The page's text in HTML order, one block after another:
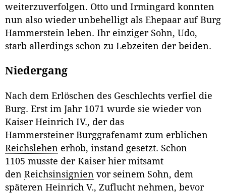
weiterzuverfolgen. Otto und Irmingard konnten
nun also wieder unbehelligt als Ehepaar auf Burg
Hammerstein leben. Ihr einziger Sohn, Udo,
starb allerdings schon zu Lebzeiten der beiden.
Niedergang
Nach dem Erlöschen des Geschlechts verfiel die
Burg. Erst im Jahr 1071 wurde sie wieder von
Kaiser Heinrich IV., der das
Hammersteiner Burggrafenamt zum erblichen
Reichslehen erhob, instand gesetzt. Schon
1105 musste der Kaiser hier mitsamt
den Reichsinsignien vor seinem Sohn, dem
späteren Heinrich V., Zuflucht nehmen, bevor